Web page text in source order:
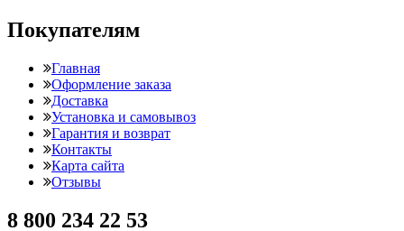
Покупателям
Главная
Оформление заказа
Доставка
Установка и самовывоз
Гарантия и возврат
Контакты
Карта сайта
Отзывы
8 800 234 22 53